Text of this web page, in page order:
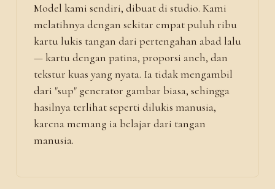
Model kami sendiri, dibuat di studio. Kami
melatihnya dengan sekitar empat puluh ribu
kartu lukis tangan dari pertengahan abad lalu
— kartu dengan patina, proporsi aneh, dan
tekstur kuas yang nyata. Ia tidak mengambil
dari "sup" generator gambar biasa, sehingga
hasilnya terlihat seperti dilukis manusia,
karena memang ia belajar dari tangan
manusia.